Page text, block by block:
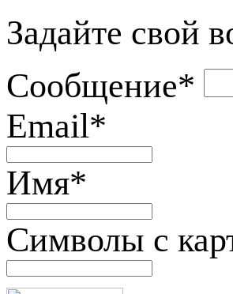
Задайте свой
Сообщение*
Email*
Имя*
Символы с